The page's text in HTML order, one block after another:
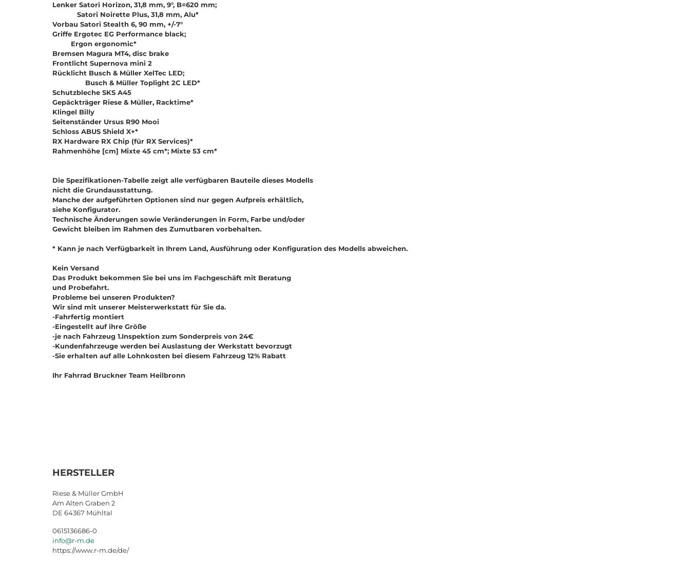
Lenker Satori Horizon, 31,8 mm, 9°, B=620 mm;
Satori Noirette Plus, 31,8 mm, Alu*
Vorbau Satori Stealth 6, 90 mm, +/-7°
Griffe Ergotec EG Performance black;
Ergon ergonomic*
Bremsen Magura MT4, disc brake
Frontlicht Supernova mini 2
Rücklicht Busch & Müller XelTec LED;
Busch & Müller Toplight 2C LED*
Schutzbleche SKS A45
Gepäckträger Riese & Müller, Racktime*
Klingel Billy
Seitenständer Ursus R90 Mooi
Schloss ABUS Shield X+*
RX Hardware RX Chip (für RX Services)*
Rahmenhöhe [cm] Mixte 45 cm*; Mixte 53 cm*
Die Spezifikationen-Tabelle zeigt alle verfügbaren Bauteile dieses Modells
nicht die Grundausstattung.
Manche der aufgeführten Optionen sind nur gegen Aufpreis erhältlich,
siehe Konfigurator.
Technische Änderungen sowie Veränderungen in Form, Farbe und/oder
Gewicht bleiben im Rahmen des Zumutbaren vorbehalten.
* Kann je nach Verfügbarkeit in Ihrem Land, Ausführung oder Konfiguration des Modells abweichen.
Kein Versand
Das Produkt bekommen Sie bei uns im Fachgeschäft mit Beratung
und Probefahrt.
Probleme bei unseren Produkten?
Wir sind mit unserer Meisterwerkstatt für Sie da.
-Fahrfertig montiert
-Eingestellt auf ihre Größe
-je nach Fahrzeug 1.Inspektion zum Sonderpreis von 24€
-Kundenfahrzeuge werden bei Auslastung der Werkstatt bevorzugt
-Sie erhalten auf alle Lohnkosten bei diesem Fahrzeug 12% Rabatt
Ihr Fahrrad Bruckner Team Heilbronn
HERSTELLER
Riese & Müller GmbH
Am Alten Graben 2
DE 64367 Mühltal
0615136686-0
info@r-m.de
https://www.r-m.de/de/